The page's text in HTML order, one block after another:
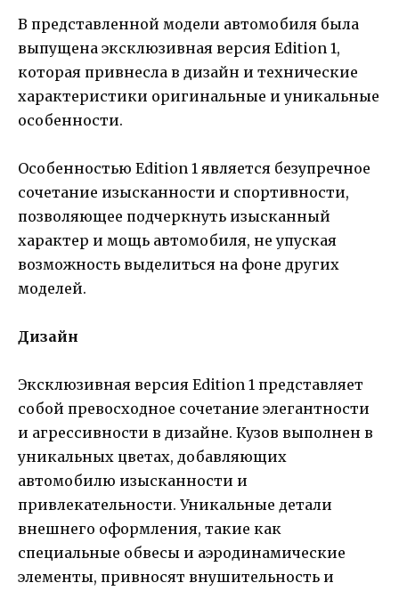
В представленной модели автомобиля была
выпущена эксклюзивная версия Edition 1,
которая привнесла в дизайн и технические
характеристики оригинальные и уникальные
особенности.
Особенностью Edition 1 является безупречное
сочетание изысканности и спортивности,
позволяющее подчеркнуть изысканный
характер и мощь автомобиля, не упуская
возможность выделиться на фоне других
моделей.
Дизайн
Эксклюзивная версия Edition 1 представляет
собой превосходное сочетание элегантности
и агрессивности в дизайне. Кузов выполнен в
уникальных цветах, добавляющих
автомобилю изысканности и
привлекательности. Уникальные детали
внешнего оформления, такие как
специальные обвесы и аэродинамические
элементы, привносят внушительность и